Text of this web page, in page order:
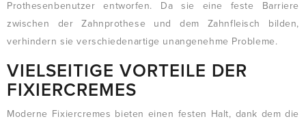
Prothesenbenutzer entworfen. Da sie eine feste Barriere
zwischen der Zahnprothese und dem Zahnfleisch bilden,
verhindern sie verschiedenartige unangenehme Probleme.
VIELSEITIGE VORTEILE DER
FIXIERCREMES
Moderne Fixiercremes bieten einen festen Halt, dank dem die